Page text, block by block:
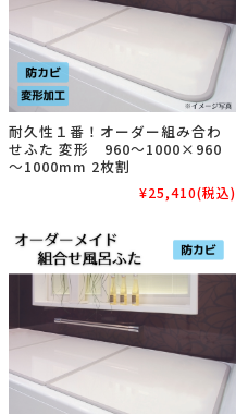
耐久性１番！オーダー組み合わ
せふた 変形 960～1000×960
～1000mm 2枚割
¥25,410(税込)